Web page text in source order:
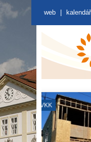
web kalendář